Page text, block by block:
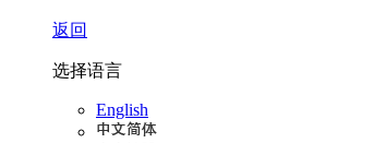
返回
选择语言
English